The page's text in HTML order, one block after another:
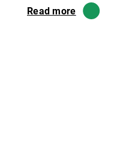
Read more